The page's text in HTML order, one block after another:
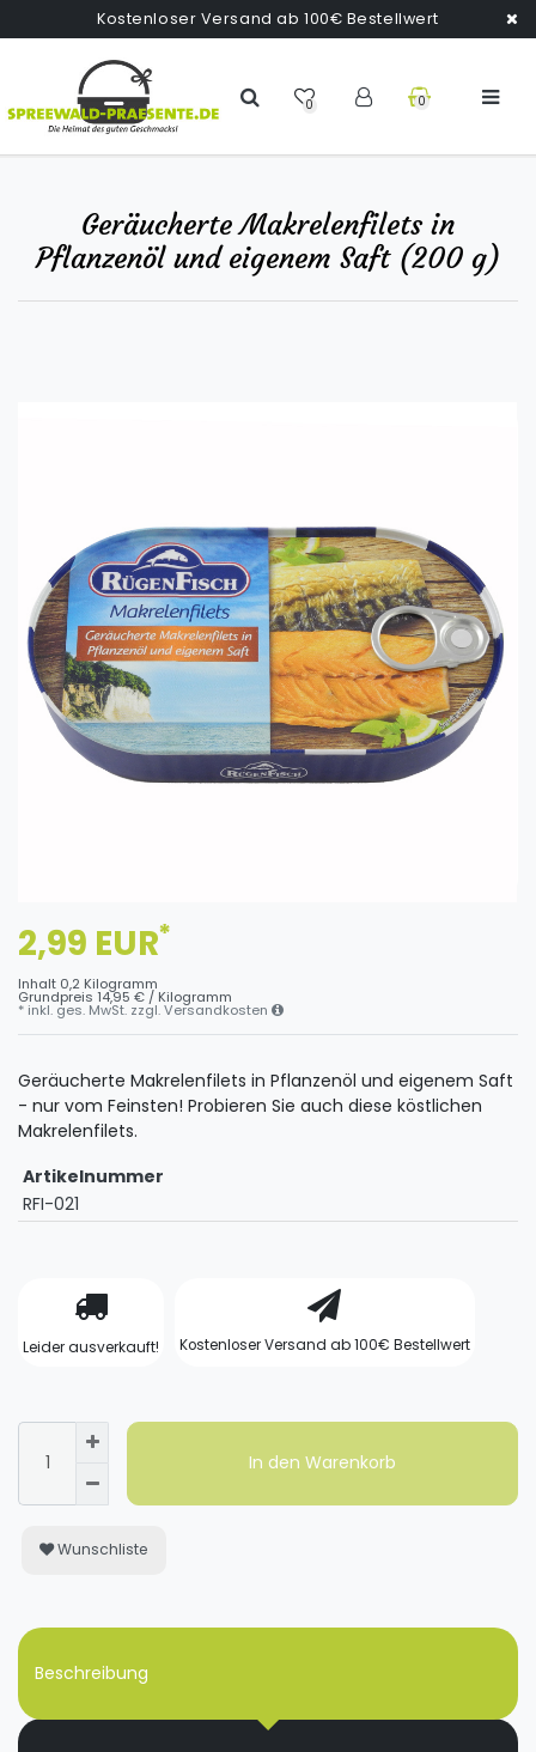
Kostenloser Versand ab 100€ Bestellwert
0 0
Geräucherte Makrelenfilets in
Pflanzenöl und eigenem Saft (200 g)
2,99 EUR*
Inhalt 0,2 Kilogramm
Grundpreis 14,95 € / Kilogramm
* inkl. ges. MwSt. zzgl.Versandkosten
Geräucherte Makrelenfilets in Pflanzenöl und eigenem Saft
- nur vom Feinsten! Probieren Sie auch diese köstlichen
Makrelenfilets.
Artikelnummer
RFI-021
Leider ausverkauft! Kostenloser Versand ab 100€ Bestellwert
In den Warenkorb
Wunschliste
Beschreibung